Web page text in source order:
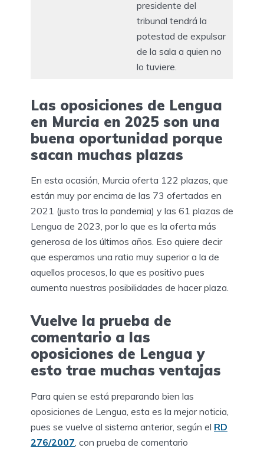
presidente del
tribunal tendrá la
potestad de expulsar
de la sala a quien no
lo tuviere.
Las oposiciones de Lengua
en Murcia en 2025 son una
buena oportunidad porque
sacan muchas plazas
En esta ocasión, Murcia oferta 122 plazas, que
están muy por encima de las 73 ofertadas en
2021 (justo tras la pandemia) y las 61 plazas de
Lengua de 2023, por lo que es la oferta más
generosa de los últimos años. Eso quiere decir
que esperamos una ratio muy superior a la de
aquellos procesos, lo que es positivo pues
aumenta nuestras posibilidades de hacer plaza.
Vuelve la prueba de
comentario a las
oposiciones de Lengua y
esto trae muchas ventajas
Para quien se está preparando bien las
oposiciones de Lengua, esta es la mejor noticia,
pues se vuelve al sistema anterior, según el RD
276/2007, con prueba de comentario